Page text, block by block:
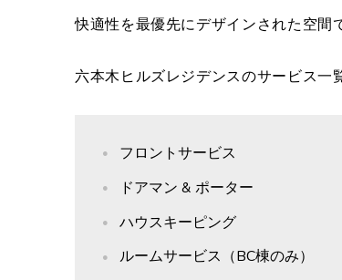
快適性を最優先にデザインされた空間
六本木ヒルズレジデンスのサービス一
フロントサービス
ドアマン & ポーター
ハウスキーピング
ルームサービス（BC棟のみ）